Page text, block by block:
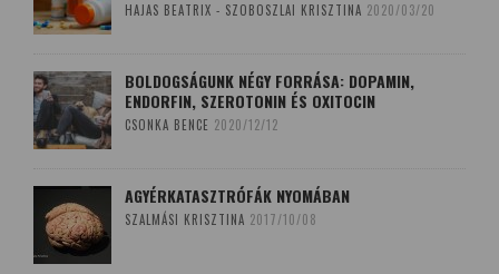
HAJAS BEATRIX - SZOBOSZLAI KRISZTINA 2020/03/20
BOLDOGSÁGUNK NÉGY FORRÁSA: DOPAMIN,
ENDORFIN, SZEROTONIN ÉS OXITOCIN
CSONKA BENCE 2020/12/12
AGYÉRKATASZTRÓFÁK NYOMÁBAN
SZALMÁSI KRISZTINA 2017/10/08